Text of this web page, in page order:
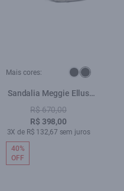
Mais cores:
Sandalia Meggie Ellus
Prata Velha
R$ 670,00
R$ 398,00
3X de R$ 132,67 sem juros
40%
OFF